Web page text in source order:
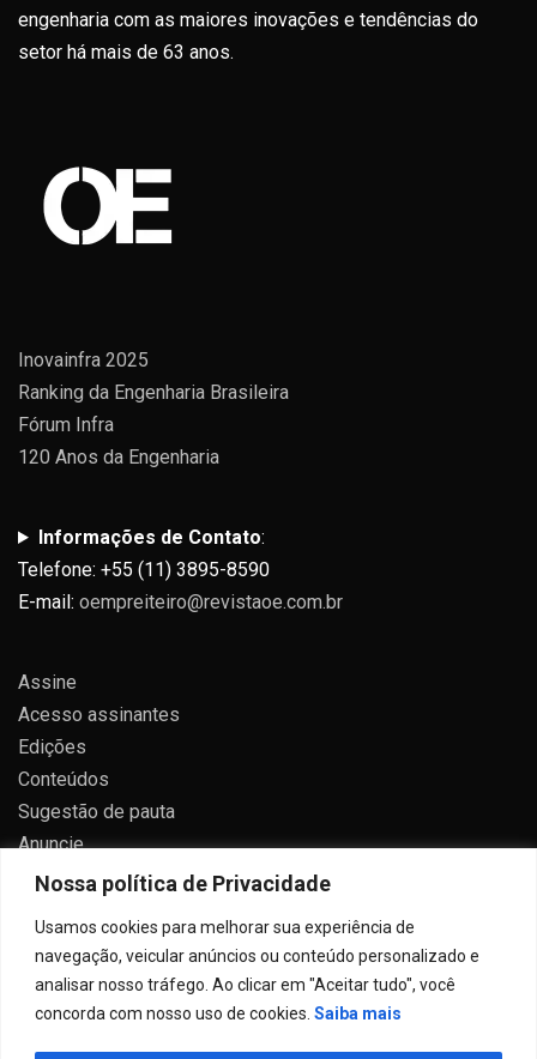
Nossa política de Privacidade
Usamos cookies para melhorar sua experiência de
navegação, veicular anúncios ou conteúdo personalizado e
analisar nosso tráfego. Ao clicar em "Aceitar tudo", você
concorda com nosso uso de cookies. Saiba mais
engenharia com as maiores inovações e tendências do
setor há mais de 63 anos.
Inovainfra 2025
Ranking da Engenharia Brasileira
Fórum Infra
120 Anos da Engenharia
Informações de Contato:
Telefone: +55 (11) 3895-8590
E-mail: oempreiteiro@revistaoe.com.br
Assine
Acesso assinantes
Edições
Conteúdos
Sugestão de pauta
Anuncie
Contato